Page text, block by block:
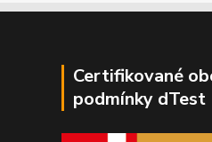
Certifikované
podmínky dTest